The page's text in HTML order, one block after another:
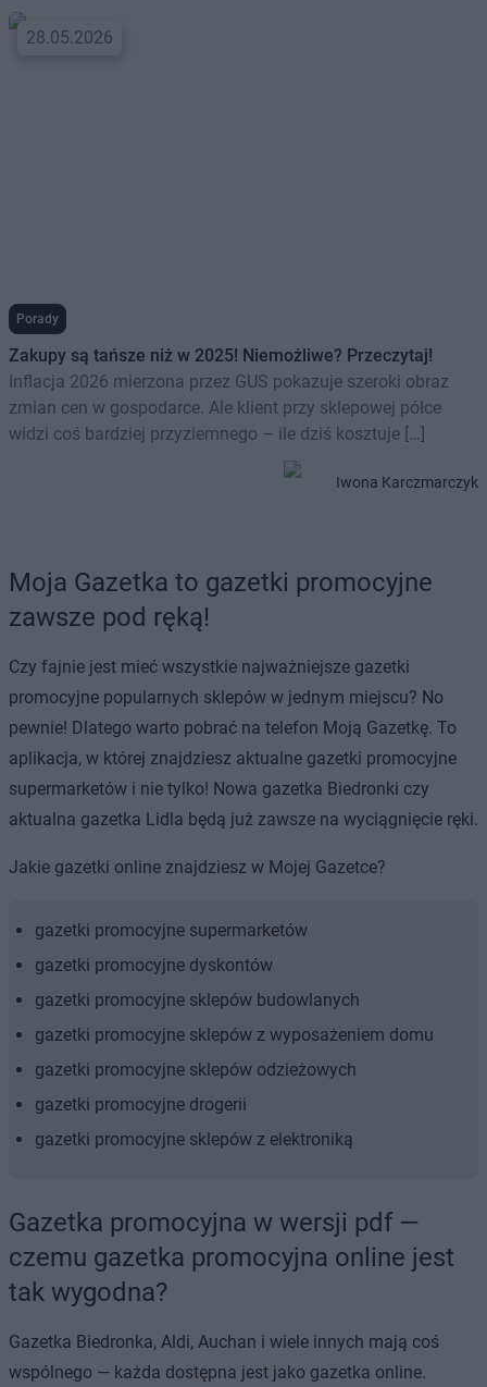
28.05.2026
Porady
Zakupy są tańsze niż w 2025! Niemożliwe? Przeczytaj!
Inflacja 2026 mierzona przez GUS pokazuje szeroki obraz
zmian cen w gospodarce. Ale klient przy sklepowej półce
widzi coś bardziej przyziemnego – ile dziś kosztuje […]
Iwona Karczmarczyk
Moja Gazetka to gazetki promocyjne
zawsze pod ręką!
Czy fajnie jest mieć wszystkie najważniejsze gazetki
promocyjne popularnych sklepów w jednym miejscu? No
pewnie! Dlatego warto pobrać na telefon Moją Gazetkę. To
aplikacja, w której znajdziesz aktualne gazetki promocyjne
supermarketów i nie tylko! Nowa gazetka Biedronki czy
aktualna gazetka Lidla będą już zawsze na wyciągnięcie ręki.
Jakie gazetki online znajdziesz w Mojej Gazetce?
gazetki promocyjne supermarketów
gazetki promocyjne dyskontów
gazetki promocyjne sklepów budowlanych
gazetki promocyjne sklepów z wyposażeniem domu
gazetki promocyjne sklepów odzieżowych
gazetki promocyjne drogerii
gazetki promocyjne sklepów z elektroniką
Gazetka promocyjna w wersji pdf —
czemu gazetka promocyjna online jest
tak wygodna?
Gazetka Biedronka, Aldi, Auchan i wiele innych mają coś
wspólnego — każda dostępna jest jako gazetka online.